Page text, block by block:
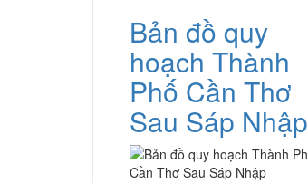
Bản đồ quy
hoạch Thành
Phố Cần Thơ
Sau Sáp Nhập